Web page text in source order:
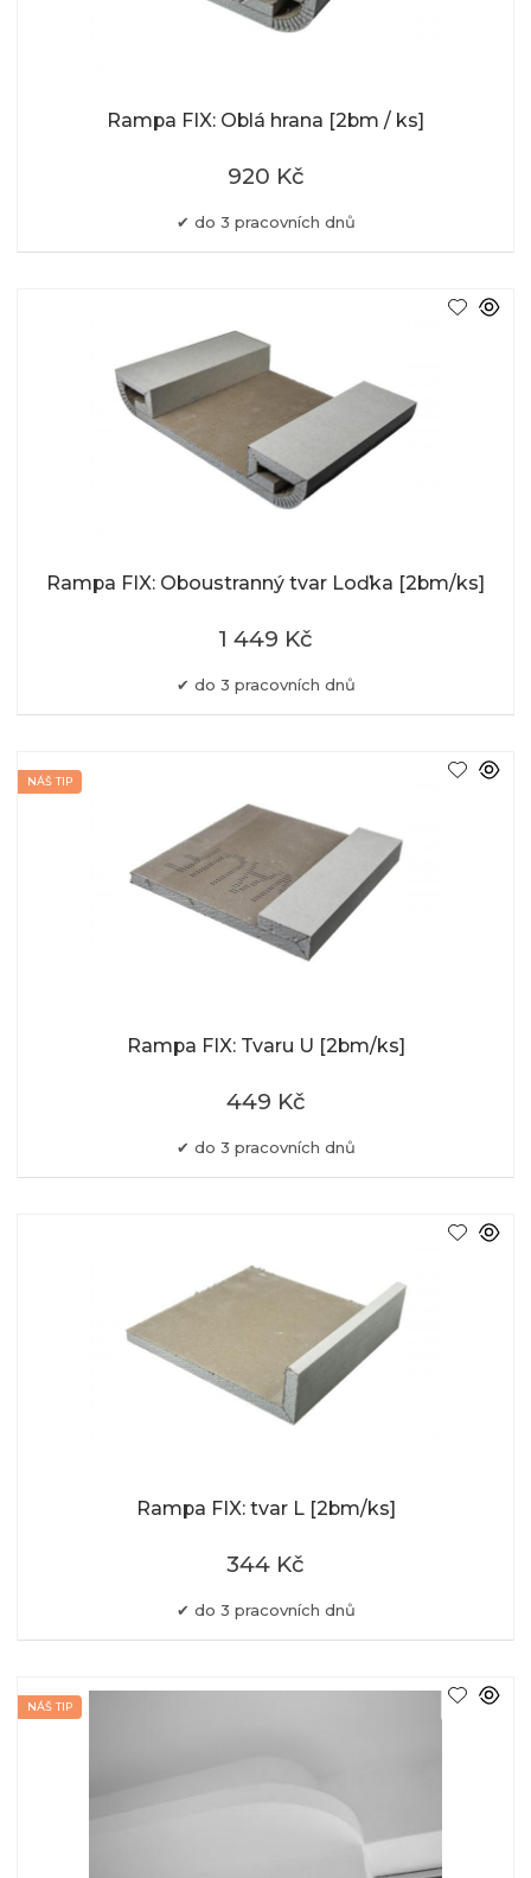
Rampa FIX: Oblá hrana [2bm / ks]
do 3 pracovních dnů
920 Kč
Rampa FIX: Oboustranný tvar Loďka [2bm/ks]
do 3 pracovních dnů
1 449 Kč
Rampa FIX: Tvaru U [2bm/ks]
NÁŠ TIP
do 3 pracovních dnů
449 Kč
Rampa FIX: tvar L [2bm/ks]
do 3 pracovních dnů
344 Kč
NÁŠ TIP